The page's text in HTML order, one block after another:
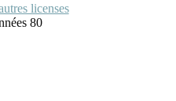
licenses
80